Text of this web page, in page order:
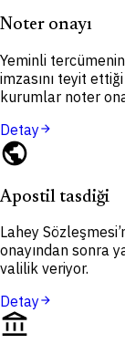
Noter onayı
Yeminli tercümenin
imzasını teyit
kurumlar noter
Detayarrow_forward
public
Apostil tasdiği
Lahey
onayından sonra
valilik veriyor.
Detayarrow_forward
account_balance